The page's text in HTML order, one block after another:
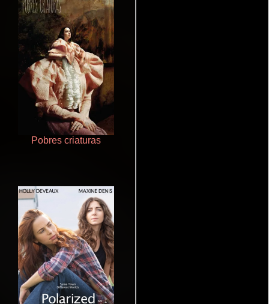
Pobres criaturas